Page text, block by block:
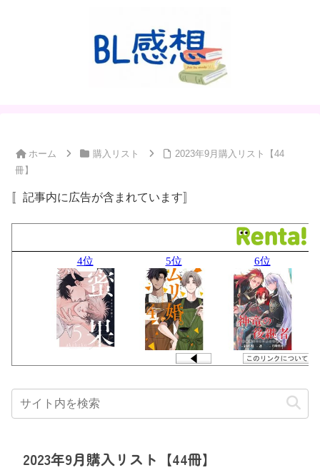
ホーム 購入リスト
2023年9月購入リスト【44
冊】
〚記事内に広告が含まれています〛
2023年9月購入リスト【44冊】